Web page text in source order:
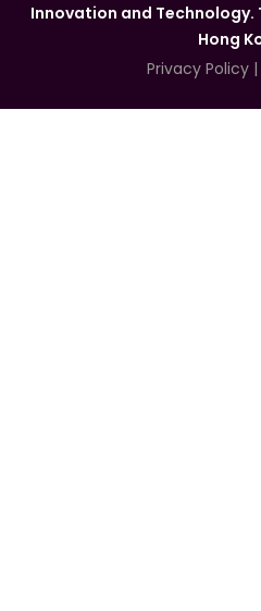
Innovation and Technology.
Hong
Privacy Policy|